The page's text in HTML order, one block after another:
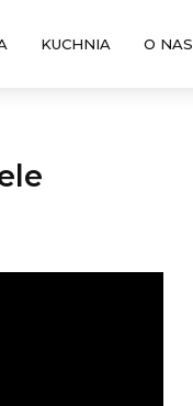
KUCHNIA O NAS